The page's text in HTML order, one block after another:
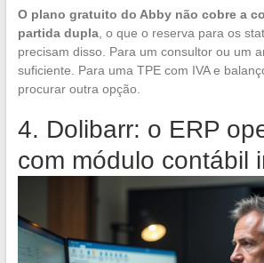
O plano gratuito do Abby não cobre a
partida dupla, o que o reserva para os
precisam disso. Para um consultor ou um
suficiente. Para uma TPE com IVA e
procurar outra opção.
4. Dolibarr: o ERP
com módulo contábil